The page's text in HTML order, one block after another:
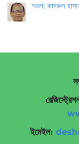
স্মরণ: কামরুল
ইমেইল: